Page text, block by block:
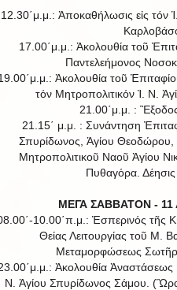
12.30΄μ.μ.: Ἀποκαθήλωσις εἰς τόν
17.00΄μ.μ.: Ἀκολουθία τοῦ
Παντελεήμονος
Ἀκολουθία τοῦ
τόν Μητροπολιτικόν Ἱ. Ν.
21.00΄μ.μ. :
21.15΄ μ.μ. : Συνάντηση
Σπυρίδωνος, Ἁγίου Θεοδώρου,
Μητροπολιτικοῦ Ναοῦ Ἁγίου
Πυθαγόρα. Δέησις
ΜΕΓΑ ΣΑΒΒΑΤΟΝ - 11
10.00΄π.μ.: Ἑσπερινός τῆς
Θείας Λειτουργίας τοῦ Μ.
Μεταμορφώσεως
Ἀκολουθία Ἀναστάσεως
Ν. Ἁγίου Σπυρίδωνος Σάμου. (Ὣρα